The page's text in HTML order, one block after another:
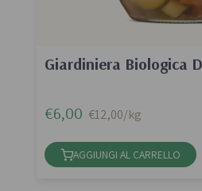
Giardiniera Biologica
€6,00 €12,00/kg
AGGIUNGI AL CARRELLO